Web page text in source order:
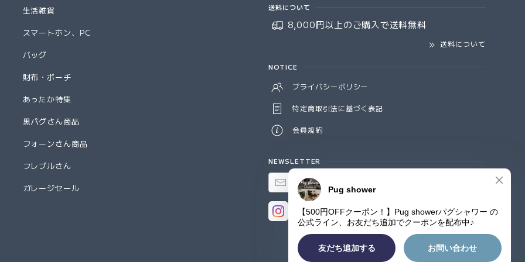
生活雑貨
スマートホン、PC
バッグ
財布・ポーチ
あったか特集
黒パグさん商品
フォーンさん商品
フレブルさん
ガレージセール
送料について
8,000円以上のご購入で送料無料
送料について
NOTICE
プライバシーポリシー
特定商取引法に基づく表記
会員規約
NEWSLETTER